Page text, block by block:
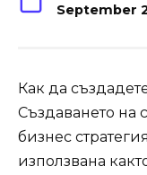
September
Как да
Създаването на
бизнес
използвана